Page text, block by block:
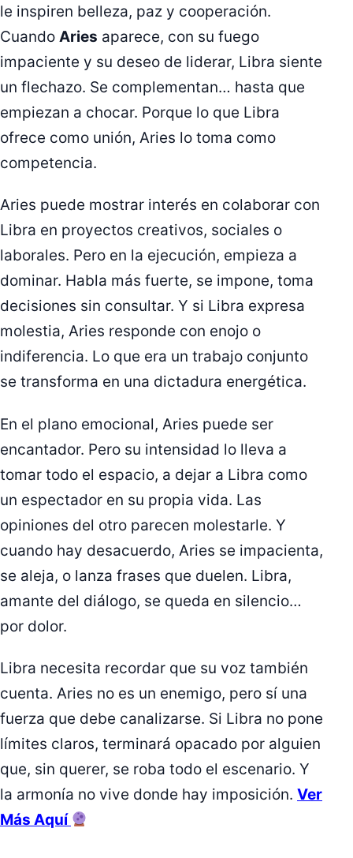
le inspiren belleza, paz y cooperación.
Cuando Aries aparece, con su fuego
impaciente y su deseo de liderar, Libra siente
un flechazo. Se complementan… hasta que
empiezan a chocar. Porque lo que Libra
ofrece como unión, Aries lo toma como
competencia.
Aries puede mostrar interés en colaborar con
Libra en proyectos creativos, sociales o
laborales. Pero en la ejecución, empieza a
dominar. Habla más fuerte, se impone, toma
decisiones sin consultar. Y si Libra expresa
molestia, Aries responde con enojo o
indiferencia. Lo que era un trabajo conjunto
se transforma en una dictadura energética.
En el plano emocional, Aries puede ser
encantador. Pero su intensidad lo lleva a
tomar todo el espacio, a dejar a Libra como
un espectador en su propia vida. Las
opiniones del otro parecen molestarle. Y
cuando hay desacuerdo, Aries se impacienta,
se aleja, o lanza frases que duelen. Libra,
amante del diálogo, se queda en silencio…
por dolor.
Libra necesita recordar que su voz también
cuenta. Aries no es un enemigo, pero sí una
fuerza que debe canalizarse. Si Libra no pone
límites claros, terminará opacado por alguien
que, sin querer, se roba todo el escenario. Y
la armonía no vive donde hay imposición. Ver
Más Aquí